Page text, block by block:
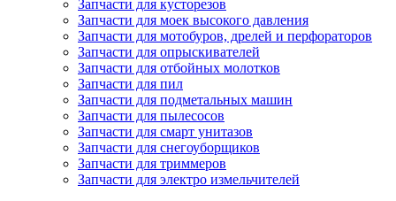
Запчасти для кусторезов
Запчасти для моек высокого давления
Запчасти для мотобуров, дрелей и перфораторов
Запчасти для опрыскивателей
Запчасти для отбойных молотков
Запчасти для пил
Запчасти для подметальных машин
Запчасти для пылесосов
Запчасти для смарт унитазов
Запчасти для снегоуборщиков
Запчасти для триммеров
Запчасти для электро измельчителей